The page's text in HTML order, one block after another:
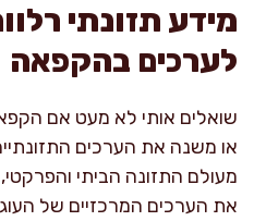
מידע תזונתי
לערכים בהקפאה
שואלים אותי לא מעט אם
או משנה את הערכים
מעולם התזונה הביתי
את הערכים המרכזיים של